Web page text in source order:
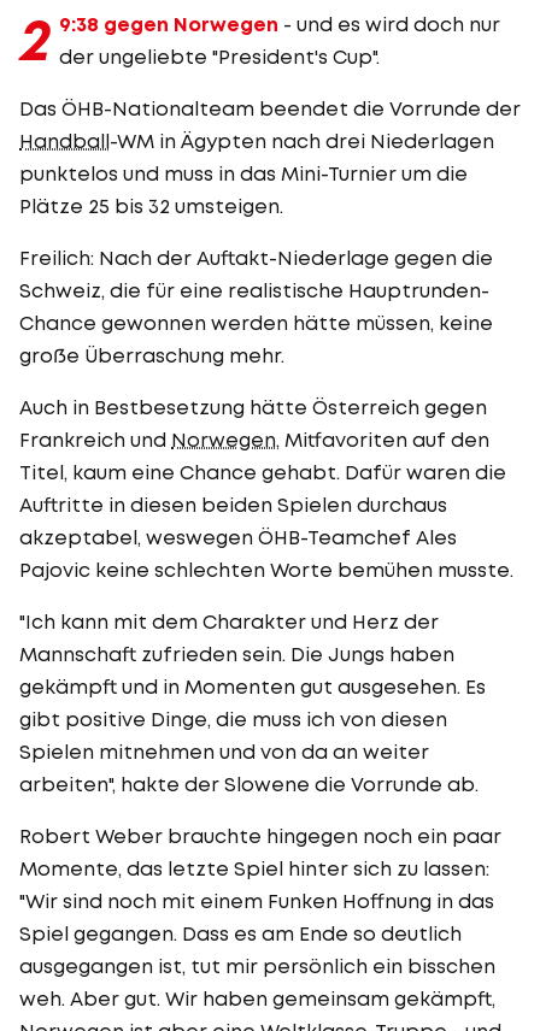
2 9:38 gegen Norwegen - und es wird doch nur
der ungeliebte "President's Cup".
Das ÖHB-Nationalteam beendet die Vorrunde der
Handball-WM in Ägypten nach drei Niederlagen
punktelos und muss in das Mini-Turnier um die
Plätze 25 bis 32 umsteigen.
Freilich: Nach der Auftakt-Niederlage gegen die
Schweiz, die für eine realistische Hauptrunden-
Chance gewonnen werden hätte müssen, keine
große Überraschung mehr.
Auch in Bestbesetzung hätte Österreich gegen
Frankreich und Norwegen, Mitfavoriten auf den
Titel, kaum eine Chance gehabt. Dafür waren die
Auftritte in diesen beiden Spielen durchaus
akzeptabel, weswegen ÖHB-Teamchef Ales
Pajovic keine schlechten Worte bemühen musste.
"Ich kann mit dem Charakter und Herz der
Mannschaft zufrieden sein. Die Jungs haben
gekämpft und in Momenten gut ausgesehen. Es
gibt positive Dinge, die muss ich von diesen
Spielen mitnehmen und von da an weiter
arbeiten", hakte der Slowene die Vorrunde ab.
Robert Weber brauchte hingegen noch ein paar
Momente, das letzte Spiel hinter sich zu lassen:
"Wir sind noch mit einem Funken Hoffnung in das
Spiel gegangen. Dass es am Ende so deutlich
ausgegangen ist, tut mir persönlich ein bisschen
weh. Aber gut. Wir haben gemeinsam gekämpft,